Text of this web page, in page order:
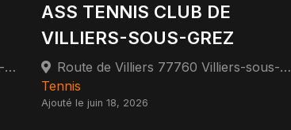
51 Rue Désiré Thoison 77130 Cannes-Écluse
ASS TENNIS CLUB DE
VILLIERS-SOUS-GREZ
Route de Villiers 77760 Villiers-sous-Grez
Tennis
Ajouté le juin 18, 2026